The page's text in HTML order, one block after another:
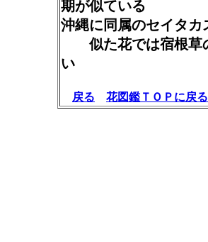
期が似ている
沖縄に同属のセイタカ
似た花では宿根草
い
戻る 花図鑑ＴＯＰに戻る